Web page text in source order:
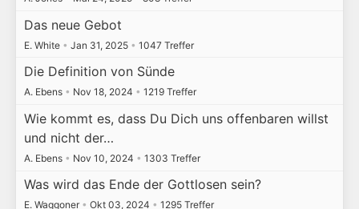
Das neue Gebot
E. White • Jan 31, 2025 • 1047 Treffer
Die Definition von Sünde
A. Ebens • Nov 18, 2024 • 1219 Treffer
Wie kommt es, dass Du Dich uns offenbaren willst
und nicht der…
A. Ebens • Nov 10, 2024 • 1303 Treffer
Was wird das Ende der Gottlosen sein?
E. Waggoner • Okt 03, 2024 • 1295 Treffer